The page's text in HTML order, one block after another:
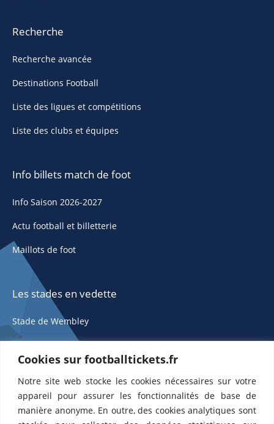
Cookies sur footballtickets.fr
Notre site web stocke les cookies nécessaires sur votre
appareil pour assurer les fonctionnalités de base de
manière anonyme. En outre, des cookies analytiques sont
Recherche
Recherche avancée
Destinations Football
Liste des ligues et compétitions
Liste des clubs et équipes
Info billets match de foot
Info Saison 2026-2027
Actu football et billetterie
Maillots de foot
Les stades en vedette
Stade de Wembley